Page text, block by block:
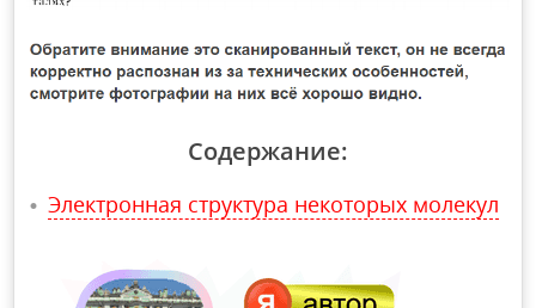
Содержание:
Электронная структура некоторых молекул